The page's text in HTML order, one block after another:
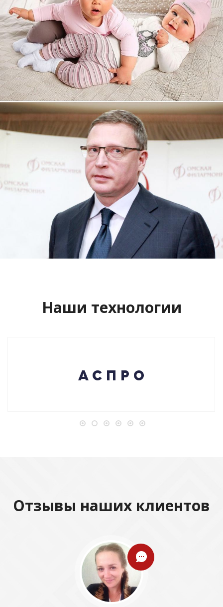
Увеличили выручку интернет-
магазину topdatop.ru на 25%!
Смотреть проект
Сайт кандидата в губернаторы
Буркова Александра Леонидовича
Смотреть проект
Наши технологии
Отзывы наших клиентов